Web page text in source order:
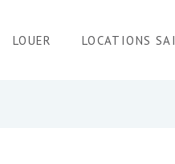
LOUER LOCATIONS